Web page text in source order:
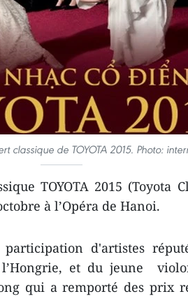
classique de TOYOTA 2015. Photo:
TOYOTA 2015 (Toyota
à l’Opéra de Hanoi.
d​'artistes
et du jeune
qui a remporté des prix